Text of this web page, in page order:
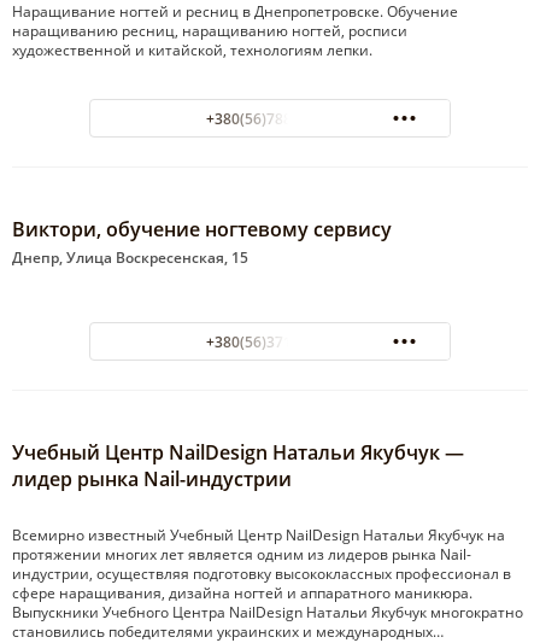
Наращивание ногтей и ресниц в Днепропетровске. Обучение
наращиванию ресниц, наращиванию ногтей, росписи
художественной и китайской, технологиям лепки.
+380(56)788-52-00
Виктори, обучение ногтевому сервису
Днепр, Улица Воскресенская, 15
+380(56)371-57-64
Учебный Центр NailDesign Натальи Якубчук —
лидер рынка Nail-индустрии
Всемирно известный Учебный Центр NailDesign Натальи Якубчук на
протяжении многих лет является одним из лидеров рынка Nail-
индустрии, осуществляя подготовку высококлассных профессионал в
сфере наращивания, дизайна ногтей и аппаратного маникюра.
Выпускники Учебного Центра NailDesign Натальи Якубчук многократно
становились победителями украинских и международных…